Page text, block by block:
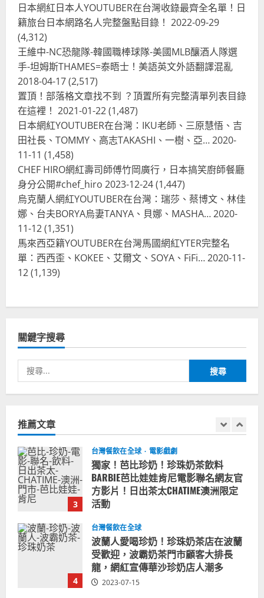
日本網紅日本人YOUTUBER在台灣收錄最齊全名單！日
籍旅台日本網路名人完整盤點目錄！ 2022-09-29
(4,312)
王維中-NC恐龍隊-韓國職棒球隊-美國MLB釀酒人隊選
手-坦姆斯THAMES=泰晤士！美語英文外語翻譯混亂
2018-04-17(2,517)
置頂！部落格文章找不到 ？頂置所有完整清單列表目錄
在這裡！ 2021-01-22(1,487)
日本網紅YOUTUBER在台灣：IKU老師、三原慧悟、吉
田社長、TOMMY、高志TAKASHI、一樹、亞…2020-
11-11 (1,458)
CHEF HIRO網紅壽司師傅竹岡廣行，日本搞笑廚師餐廳
身分公開#chef_hiro 2023-12-24(1,447)
烏克蘭人網紅YOUTUBER在台灣：瑞莎、蔡博文、林佳
娜、台夫BORYA烏妻TANYA、貝娜、MASHA…2020-
11-12(1,351)
馬來西亞籍YOUTUBER在台灣馬國網紅YTER完整名
單：西西歪、KOKEE、艾爾文、SOYA、FiFi…2020-11-
12(1,139)
關鍵字搜尋
尋
關
字:
推薦文章
2
奧地利人愛喝珍奶、波霸奶茶奧地利
愛瘋、珍珠奶茶門市顧客大排長龍
3
台灣餐飲在全球 電影戲劇
獨家！芭比珍奶！珍珠奶茶飲料
BARBIE芭比娃娃肯尼電影聯名網友官
方影片！日出茶太CHATIME澳洲限定
活動
2023-08-03
4
台灣餐飲在全球
受歡迎，波霸奶茶門市顧客大排長
龍，網紅宣傳華沙珍奶店人潮多
2023-07-15
台灣餐飲在全球
泰豐受歡迎台灣米其林餐廳！加州賭
城西雅圖分店排隊人潮影片盤點
1 2024-02-06
台灣餐飲在全球 尚未分類
奧地利人愛喝珍奶、波霸奶茶奧地利
3
台灣餐飲在全球 電影戲劇
獨家！芭比珍奶！珍珠奶茶飲料
BARBIE芭比娃娃肯尼電影聯名網友官
方影片！日出茶太CHATIME澳洲限定
活動
4
台灣餐飲在全球
波蘭人愛喝珍奶！珍珠奶茶店在波蘭
受歡迎，波霸奶茶門市顧客大排長
龍，網紅宣傳華沙珍奶店人潮多
2023-07-15